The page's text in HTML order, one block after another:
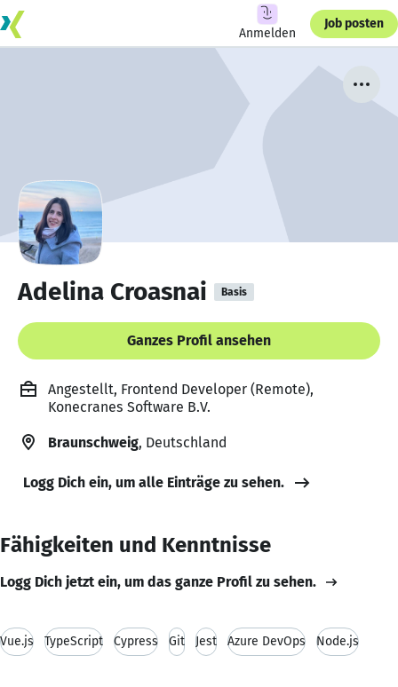
Anmelden
Job posten
Adelina Croasnai Basis
Ganzes Profil ansehen
Angestellt, Frontend Developer (Remote),
Konecranes Software B.V.
Braunschweig, Deutschland
Logg Dich ein, um alle Einträge zu sehen.
Fähigkeiten und Kenntnisse
Logg Dich jetzt ein, um das ganze Profil zu sehen.
Vue.js TypeScript Cypress Git Jest Azure DevOps Node.js